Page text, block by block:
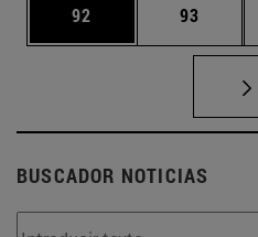
Página
92 Página
93
BUSCADOR NOTICIAS